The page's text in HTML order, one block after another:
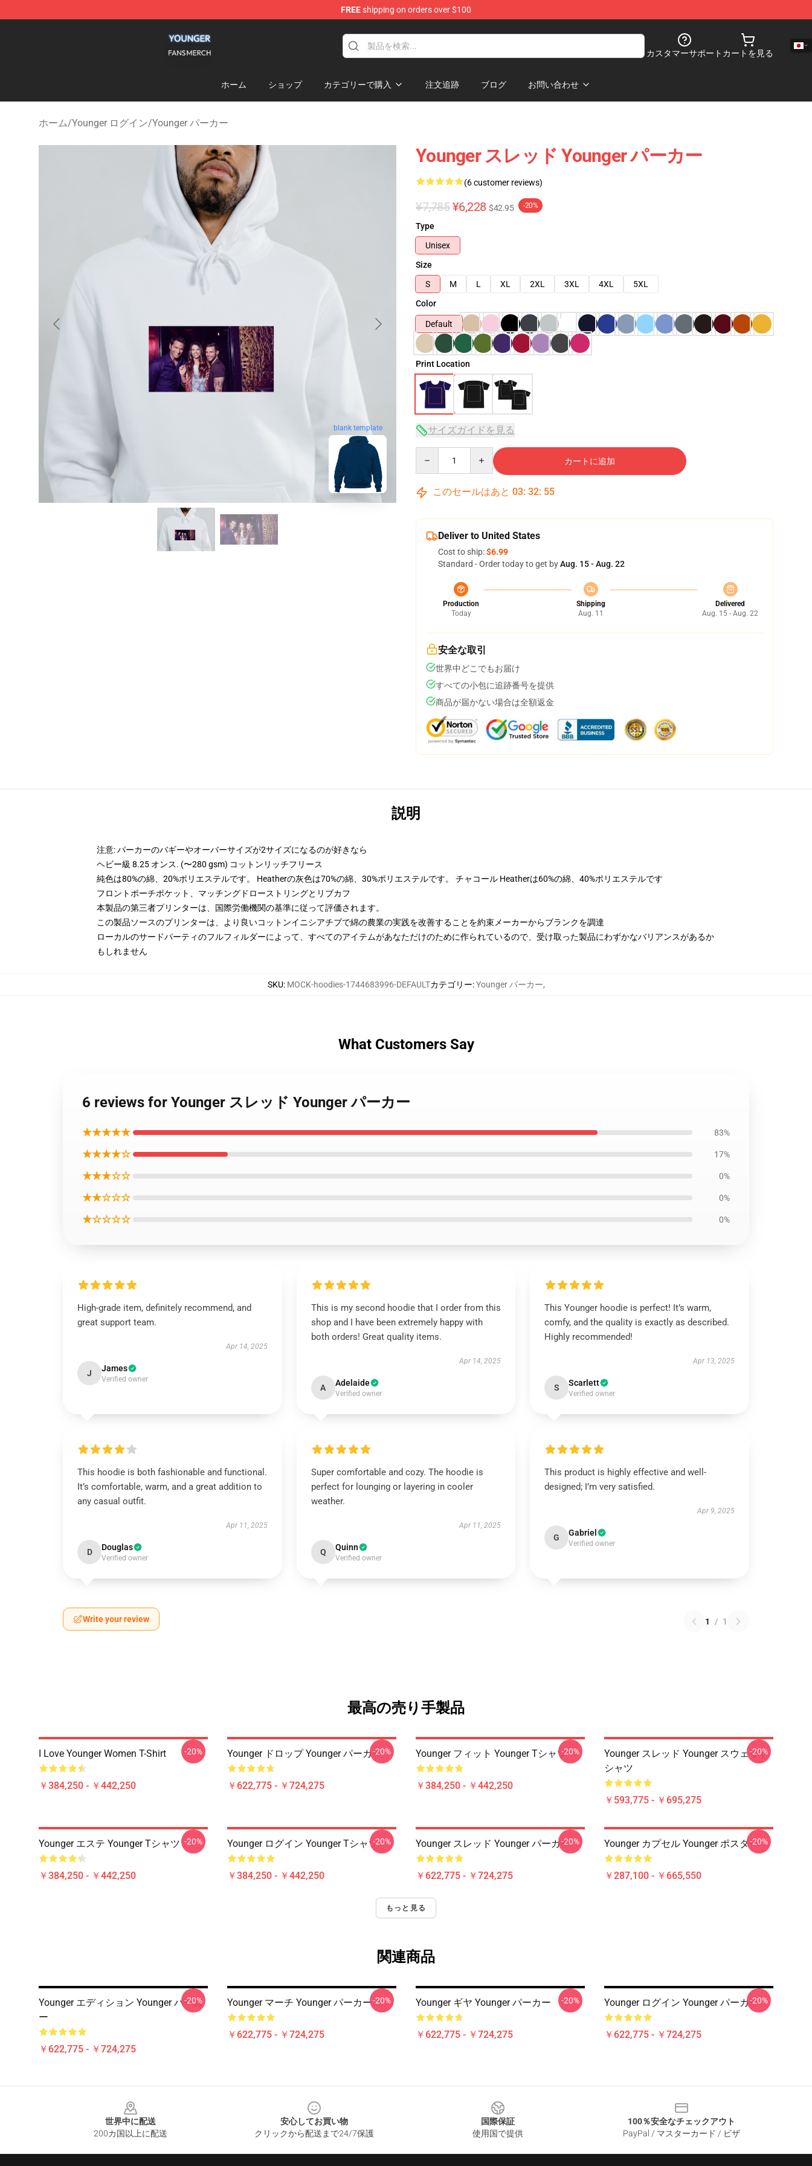
FREEshipping on orders over $100
カスタマーサポート カートを見る
ホーム ショップ カテゴリーで購入 注文追跡 ブログ お問い合わせ
ホーム/Younger ログイン/Younger パーカー
blank template
Younger スレッド Younger パーカー
(6 customer reviews)
¥7,785 ¥6,228 $42.95 -20%
Type
Unisex
Size
S
M L XL 2XL 3XL 4XL
5XL
Color
Default
Print Location
サイズガイドを見る
カートに追加
このセールはあと 03: 32: 54
Deliver to United States
Cost to ship:$6.99
Standard - Order today to get byAug. 15 - Aug. 22
Production
Today
Shipping
Aug. 11
Delivered
Aug. 15 - Aug. 22
安全な取引
世界中どこでもお届け
すべての小包に追跡番号を提供
商品が届かない場合は全額返金
説明
注意: パーカーのバギーやオーバーサイズが2サイズになるのが好きなら
ヘビー級 8.25 オンス. (〜280 gsm) コットンリッチフリース
純色は80%の綿、20%ポリエステルです。 Heatherの灰色は70%の綿、30%ポリエステルです。 チャコール Heatherは60%の綿、40%ポリエステルです
フロントポーチポケット、マッチングドローストリングとリブカフ
本製品の第三者プリンターは、国際労働機関の基準に従って評価されます。
この製品ソースのプリンターは、より良いコットンイニシアチブで綿の農業の実践を改善することを約束メーカーからブランクを調達
ローカルのサードパーティのフルフィルダーによって、すべてのアイテムがあなただけのために作られているので、受け取った製品にわずかなバリアンスがあるか
もしれません
SKU: MOCK-hoodies-1744683996-DEFAULTカテゴリー:Younger パーカー,
What Customers Say
6 reviews for Younger スレッド Younger パーカー
★★★★★ 83%
★★★★☆ 17%
★★★☆☆ 0%
★★☆☆☆ 0%
★☆☆☆☆ 0%
High-grade item, definitely recommend, and
great support team.
Apr 14, 2025
J James
Verified owner
This is my second hoodie that I order from this
shop and I have been extremely happy with
both orders! Great quality items.
Apr 14, 2025
A Adelaide
Verified owner
This Younger hoodie is perfect! It’s warm,
comfy, and the quality is exactly as described.
Highly recommended!
Apr 13, 2025
S Scarlett
Verified owner
This hoodie is both fashionable and functional.
It’s comfortable, warm, and a great addition to
any casual outfit.
Apr 11, 2025
D Douglas
Verified owner
Super comfortable and cozy. The hoodie is
perfect for lounging or layering in cooler
weather.
Apr 11, 2025
Q Quinn
Verified owner
This product is highly effective and well-
designed; I’m very satisfied.
Apr 9, 2025
G Gabriel
Verified owner
Write your review 1 / 1
最高の売り手製品
I Love Younger Women T-Shirt
￥384,250 - ￥442,250
-20% Younger ドロップ Younger パーカー
￥622,775 - ￥724,275
-20% Younger フィット Younger Tシャツ
￥384,250 - ￥442,250
-20%
Younger スレッド Younger スウェット
シャツ
￥593,775 - ￥695,275
-20%
Younger エステ Younger Tシャツ
￥384,250 - ￥442,250
-20% Younger ログイン Younger Tシャツ
￥384,250 - ￥442,250
-20% Younger スレッド Younger パーカー
￥622,775 - ￥724,275
-20% Younger カプセル Younger ポスター
￥287,100 - ￥665,550
-20%
もっと見る
関連商品
Younger エディション Younger パーカ
ー
￥622,775 - ￥724,275
-20% Younger マーチ Younger パーカー
￥622,775 - ￥724,275
-20% Younger ギヤ Younger パーカー
￥622,775 - ￥724,275
-20% Younger ログイン Younger パーカー
￥622,775 - ￥724,275
-20%
世界中に配送
200カ国以上に配送
安心してお買い物
クリックから配送まで24/7保護
国際保証
使用国で提供
100％安全なチェックアウト
PayPal / マスターカード / ビザ